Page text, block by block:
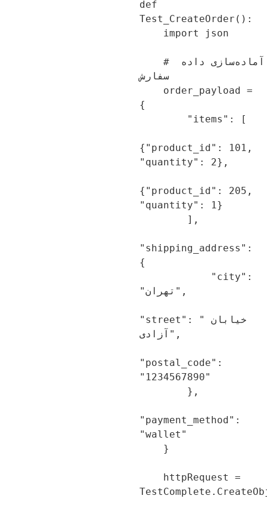
def
Test_CreateOrder():
    import json
    # آماده‌سازی داده
سفارش
    order_payload =
{
        "items": [
{"product_id": 101,
"quantity": 2},
{"product_id": 205,
"quantity": 1}
        ],
"shipping_address":
{
            "city":
"تهران",
"street": "خیابان
آزادی",
"postal_code":
"1234567890"
        },
"payment_method":
"wallet"
    }
    httpRequest =